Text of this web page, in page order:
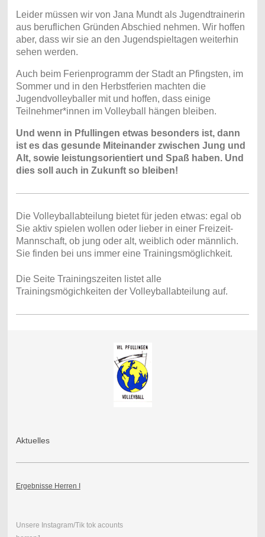
Leider müssen wir von Jana Mundt als Jugendtrainerin
aus beruflichen Gründen Abschied nehmen. Wir hoffen
aber, dass wir sie an den Jugendspieltagen weiterhin
sehen werden.
Auch beim Ferienprogramm der Stadt an Pfingsten, im
Sommer und in den Herbstferien machten die
Jugendvolleyballer mit und hoffen, dass einige
Teilnehmer*innen im Volleyball hängen bleiben.
Und wenn in Pfullingen etwas besonders ist, dann
ist es das gesunde Miteinander zwischen Jung und
Alt, sowie leistungsorientiert und Spaß haben. Und
dies soll auch in Zukunft so bleiben!
Die Volleyballabteilung bietet für jeden etwas: egal ob
Sie aktiv spielen wollen oder lieber in einer Freizeit-
Mannschaft, ob jung oder alt, weiblich oder männlich.
Sie finden bei uns immer eine Trainingsmöglichkeit.
Die Seite Trainingszeiten listet alle
Trainingsmögichkeiten der Volleyballabteilung auf.
Aktuelles
Ergebnisse Herren I
Unsere Instagram/Tik tok acounts